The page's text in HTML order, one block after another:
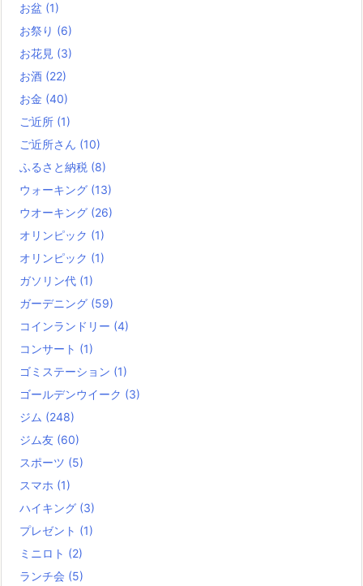
お盆 (1)
お祭り (6)
お花見 (3)
お酒 (22)
お金 (40)
ご近所 (1)
ご近所さん (10)
ふるさと納税 (8)
ウォーキング (13)
ウオーキング (26)
オリンピック (1)
オリンピック (1)
ガソリン代 (1)
ガーデニング (59)
コインランドリー (4)
コンサート (1)
ゴミステーション (1)
ゴールデンウイーク (3)
ジム (248)
ジム友 (60)
スポーツ (5)
スマホ (1)
ハイキング (3)
プレゼント (1)
ミニロト (2)
ランチ会 (5)